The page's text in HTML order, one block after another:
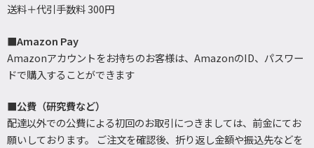
送料＋代引手数料 300円
■Amazon Pay
Amazonアカウントをお持ちのお客様は、AmazonのID、パスワー
ドで購入することができます
■公費（研究費など）
配達以外での公費による初回のお取引につきましては、前金にてお
願いしております。 ご注文を確認後、折り返し金額や振込先などを